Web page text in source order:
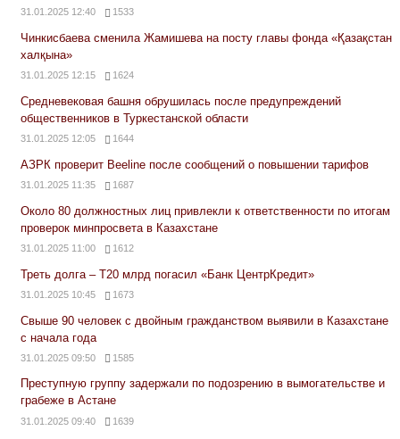
31.01.2025 12:40 1533
Чинкисбаева сменила Жамишева на посту главы фонда «Қазақстан
халқына»
31.01.2025 12:15 1624
Средневековая башня обрушилась после предупреждений
общественников в Туркестанской области
31.01.2025 12:05 1644
АЗРК проверит Beeline после сообщений о повышении тарифов
31.01.2025 11:35 1687
Около 80 должностных лиц привлекли к ответственности по итогам
проверок минпросвета в Казахстане
31.01.2025 11:00 1612
Треть долга – Т20 млрд погасил «Банк ЦентрКредит»
31.01.2025 10:45 1673
Свыше 90 человек с двойным гражданством выявили в Казахстане
с начала года
31.01.2025 09:50 1585
Преступную группу задержали по подозрению в вымогательстве и
грабеже в Астане
31.01.2025 09:40 1639